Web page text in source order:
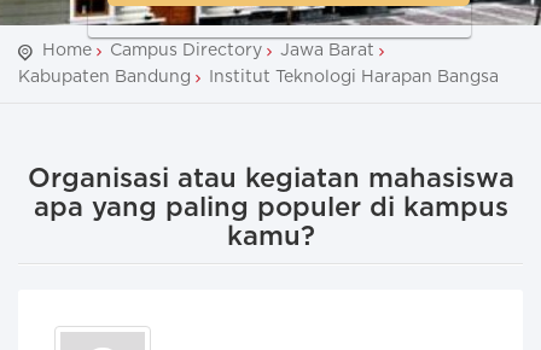
Home Campus Directory
Jawa Barat
Kabupaten Bandung
Institut Teknologi Harapan Bangsa
Organisasi atau kegiatan mahasiswa
apa yang paling populer di kampus
kamu?